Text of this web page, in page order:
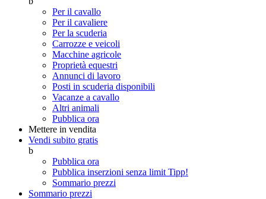
Per il cavallo
Per il cavaliere
Per la scuderia
Carrozze e veicoli
Macchine agricole
Proprietà equestri
Annunci di lavoro
Posti in scuderia disponibili
Vacanze a cavallo
Altri animali
Pubblica ora
Mettere in vendita
Vendi subito gratis
b
Pubblica ora
Pubblica inserzioni senza limit Tipp!
Sommario prezzi
Sommario prezzi